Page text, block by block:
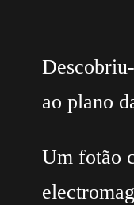
ao plano
Um fotão